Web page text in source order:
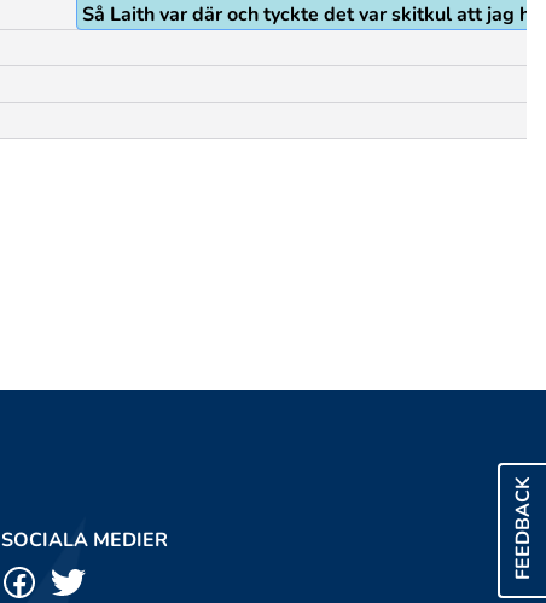
Så Laith var där och tyckte det var skitkul att jag
FEEDBACK
SOCIALA MEDIER